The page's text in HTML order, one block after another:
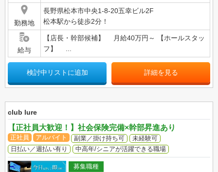
勤務地
長野県松本市中央1-8-20五幸ビル2F
松本駅から徒歩2分！
給与
【店長・幹部候補】 月給40万円～ 【ホールスタッ
フ】 ...
検討中リストに追加 詳細を見る
club lure
【正社員大歓迎！】社会保険完備×幹部昇進あり
正社員 アルバイト 副業／掛け持ち可
未経験可
日払い／週払い有り
中高年/シニアが活躍できる職場
募集職種